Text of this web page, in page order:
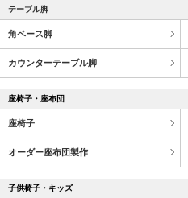
テーブル脚
角ベース脚
カウンターテーブル脚
座椅子・座布団
座椅子
オーダー座布団製作
子供椅子・キッズ